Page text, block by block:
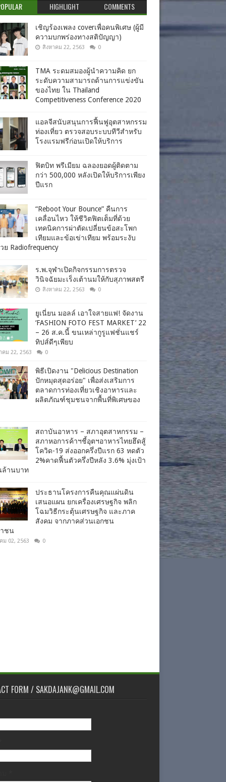
HIGHLIGHT COMMENTS
เชิญร้องเพลง coverเพื่อคนพิเศษ (ผู้มี
ความบกพร่องทางสติปัญญา)
สิงหาคม 22, 2563 0
TMA ระดมสมองผู้นำความคิด ยก
ระดับความสามารถด้านการแข่งขัน
ของไทย ใน Thailand
Competitiveness Conference 2020
แอลจีสนับสนุนการฟื้นฟูอุตสาหกรรม
ท่องเที่ยว ตรวจสอบระบบทีวีสำหรับ
โรงแรมฟรีก่อนเปิดให้บริการ
ฟิตบิท พรีเมียม ฉลองยอดผู้ติดตาม
กว่า 500,000 หลังเปิดให้บริการเพียง
ปีแรก
“Reboot Your Bounce” คืนการ
เคลื่อนไหว ให้ชีวิตฟิตเต็มที่ด้วย
เทคนิคการผ่าตัดเปลี่ยนข้อสะโพก
เทียมและข้อเข่าเทียม พร้อมระงับ
ย Radiofrequency
ร.พ.จุฬาเปิดกิจกรรมการตรวจ
วินิจฉัยมะเร็งเต้านมให้กับสุภาพสตรี
สิงหาคม 22, 2563 0
ยูเนี่ยน มอลล์ เอาใจสายแฟ! จัดงาน
‘FASHION FOTO FEST MARKET’ 22
– 26 ส.ค.นี้ ขนเหล่ากูรูแฟชั่นแชร์
ทิปส์ดีๆเพียบ
คม 22, 2563 0
พิธีเปิดงาน "Delicious Destination
ปักหมุดสุดอร่อย" เพื่อส่งเสริมการ
ตลาดการท่องเที่ยวเชิงอาหารและ
ผลิตภัณฑ์ชุมชนจากพื้นที่พิเศษของ
สถาบันอาหาร – สภาอุตสาหกรรม –
สภาหอการค้าฯชี้อุตฯอาหารไทยฮึดสู้
โควิด-19 ส่งออกครึ่งปีแรก 63 หดตัว
2%คาดฟื้นตัวครึ่งปีหลัง 3.6% มุ่งเป้า
ล้านบาท
ประธานโครงการคืนคุณแผ่นดิน
เสนอแผน ยกเครื่องเศรษฐกิจ พลิก
โฉมวิธีกระตุ้นเศรษฐกิจ และภาค
สังคม จากภาคส่วนเอกชน
ชน
ม 02, 2563 0
FORM / SAKDAJANK@GMAIL.COM